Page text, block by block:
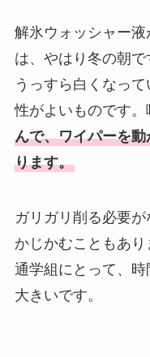
解氷ウォッシャー
は、やはり冬の朝
うっすら白くなっ
性がよいものです。
んで、ワイパーを
ります。
ガリガリ削る必要
かじかむこともあり
通学組にとって、
大きいです。